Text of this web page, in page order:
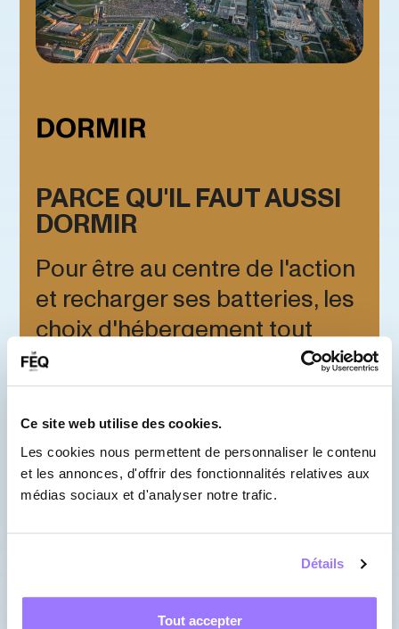
Ce site web utilise des cookies.
Les cookies nous permettent de personnaliser le contenu
et les annonces, d'offrir des fonctionnalités relatives aux
médias sociaux et d'analyser notre trafic.
Détails
Tout accepter
PARCE QU'IL FAUT AUSSI
DORMIR
Pour être au centre de l'action
et recharger ses batteries, les
choix d'hébergement tout
autour du Festival ne
manquent pas. Revenez vous
coucher à pied après une
belle soirée!
En savoir plus